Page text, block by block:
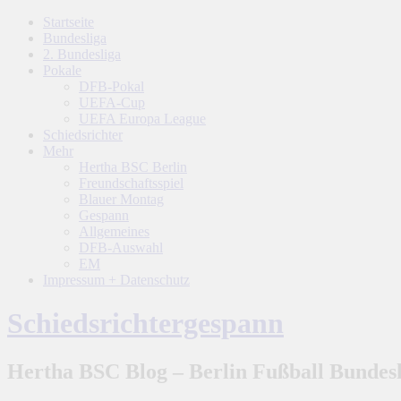
Startseite
Bundesliga
2. Bundesliga
Pokale
DFB-Pokal
UEFA-Cup
UEFA Europa League
Schiedsrichter
Mehr
Hertha BSC Berlin
Freundschaftsspiel
Blauer Montag
Gespann
Allgemeines
DFB-Auswahl
EM
Impressum + Datenschutz
Schiedsrichtergespann
Hertha BSC Blog – Berlin Fußball